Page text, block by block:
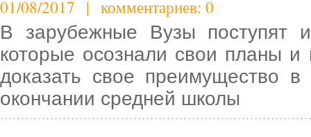
01/08/2017 | комментариев: 0
В зарубежные Вузы поступят
которые осознали свои планы и
доказать свое преимущество
окончании средней школы